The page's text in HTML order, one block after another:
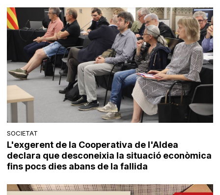
SOCIETAT
L'exgerent de la Cooperativa de l'Aldea
declara que desconeixia la situació econòmica
fins pocs dies abans de la fallida